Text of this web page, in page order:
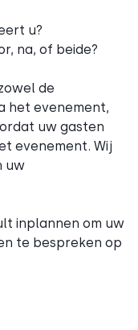
u?
na, of beide?
de
het evenement,
uw gasten
evenement. Wij
uw
inplannen om uw
te bespreken op